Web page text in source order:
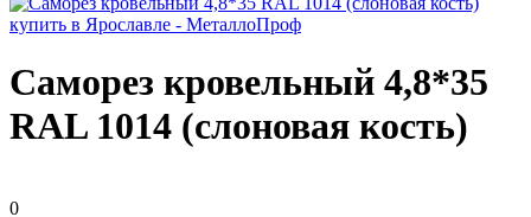
Саморез кровельный 4,8*35
RAL 1014 (слоновая кость)
0